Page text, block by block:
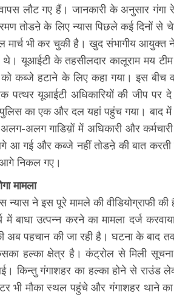
लौट गए हैं। जानकारी के अनुसार
तोडऩे के लिए न्यास पिछले कई दिनों से
मार्च भी कर चुकी है। खुद संभागीय
थे। यूआईटी के तहसीलदार कालूराम मय
कब्जे हटाने के लिए कहा गया। इस बीच
पत्थर यूआईटी अधिकारियों की जीप पर
का एक और दल यहां पहुंच गया। बाद में
अलग-अलग गाडिय़ों में अधिकारी और
आ गई और कब्जे नहीं तोडऩे की बात करती
निकल गए।
मामला
न्यास ने इस पूरे मामले की वीडियोग्राफी
में बाधा उत्पन्न करने का मामला दर्ज
अब पहचान की जा रही है। घटना के बाद
हल्का क्षेत्र है। कंट्रोल से मिली
किन्तु गंगाशहर का हल्का होने से राउंड
भी मौका स्थल पहुंचे और गंगाशहर थाने